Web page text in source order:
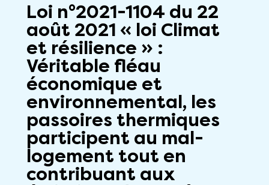
Loi n°2021-1104 du 22
août 2021 « loi Climat
et résilience » :
Véritable fléau
économique et
environnemental, les
passoires thermiques
participent au mal-
logement tout en
contribuant aux